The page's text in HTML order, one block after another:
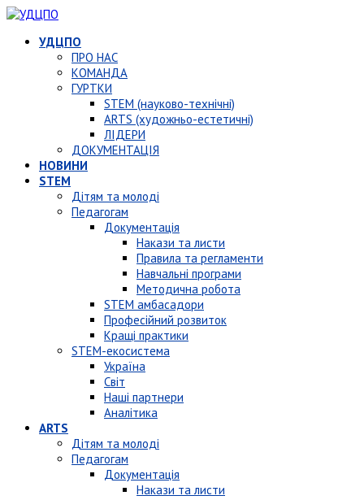
УДЦПО
ПРО НАС
КОМАНДА
ГУРТКИ
STEM (науково-технічні)
ARTS (художньо-естетичні)
ЛІДЕРИ
ДОКУМЕНТАЦІЯ
НОВИНИ
STEM
Дітям та молоді
Педагогам
Документація
Накази та листи
Правила та регламенти
Навчальні програми
Методична робота
STEM амбасадори
Професійний розвиток
Кращі практики
STEM-екосистема
Україна
Світ
Наші партнери
Аналітика
ARTS
Дітям та молоді
Педагогам
Документація
Накази та листи